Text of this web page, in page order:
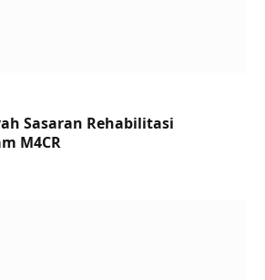
Sasaran Rehabilitasi
M4CR